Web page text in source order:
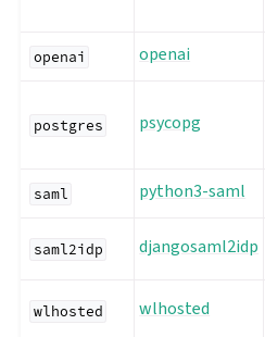
openai openai
postgres psycopg
saml python3-saml
saml2idp djangosaml2idp
wlhosted wlhosted